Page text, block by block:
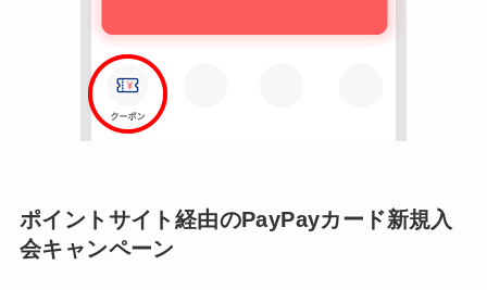
ポイントサイト経由のPayPayカード新規入
会キャンペーン